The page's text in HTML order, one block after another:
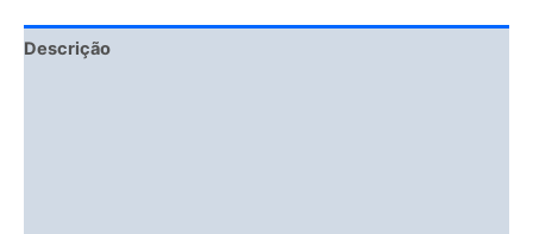
Descrição